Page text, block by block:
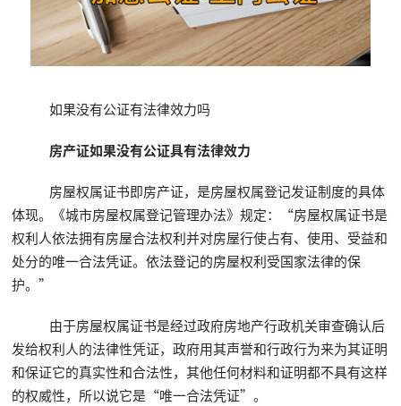
如果没有公证有法律效力吗
房产证如果没有公证具有法律效力
房屋权属证书即房产证，是房屋权属登记发证制度的具体
体现。《城市房屋权属登记管理办法》规定：“房屋权属证书是
权利人依法拥有房屋合法权利并对房屋行使占有、使用、受益和
处分的唯一合法凭证。依法登记的房屋权利受国家法律的保
护。”
由于房屋权属证书是经过政府房地产行政机关审查确认后
发给权利人的法律性凭证，政府用其声誉和行政行为来为其证明
和保证它的真实性和合法性，其他任何材料和证明都不具有这样
的权威性，所以说它是“唯一合法凭证”。